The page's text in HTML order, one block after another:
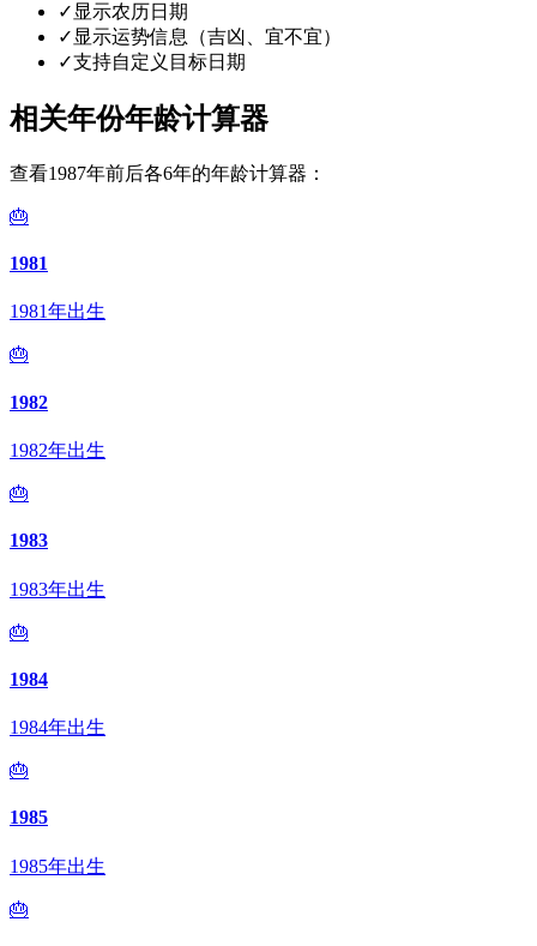
✓ 显示农历日期
✓ 显示运势信息（吉凶、宜不宜）
✓支持自定义目标日期
相关年份年龄计算器
查看1987年前后各6年的年龄计算器：
🎂
1981
1981年出生
🎂
1982
1982年出生
🎂
1983
1983年出生
🎂
1984
1984年出生
🎂
1985
1985年出生
🎂